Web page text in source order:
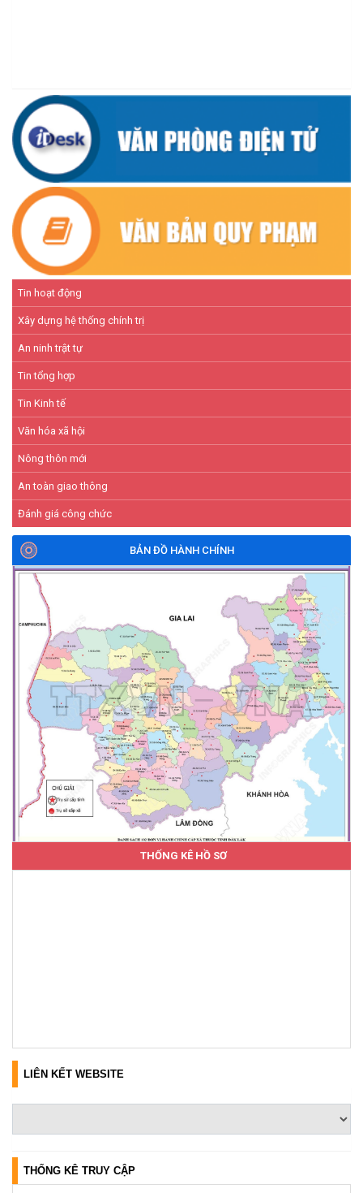
Tin hoạt động
Xây dựng hệ thống chính trị
An ninh trật tự
Tin tổng hợp
Tin Kinh tế
Văn hóa xã hội
Nông thôn mới
An toàn giao thông
Đánh giá công chức
BẢN ĐỒ HÀNH CHÍNH
THỐNG KÊ HỒ SƠ
LIÊN KẾT WEBSITE
THỐNG KÊ TRUY CẬP
NÂNG CAO HIỆU QUẢ QUẢN LÝ TÍN DỤNG CHÍNH SÁCH XÃ HỘI
TRÊN ĐỊA BÀN XÃ CƯ M'TA
(07/07/2026)